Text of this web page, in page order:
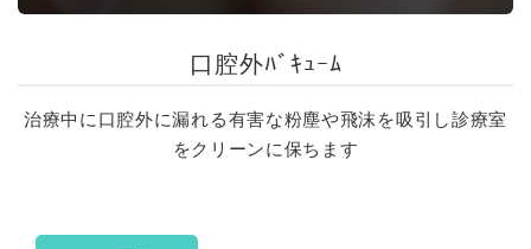
口腔外ﾊﾞｷｭｰﾑ
治療中に口腔外に漏れる有害な粉塵や飛沫を吸引し診療室
をクリーンに保ちます